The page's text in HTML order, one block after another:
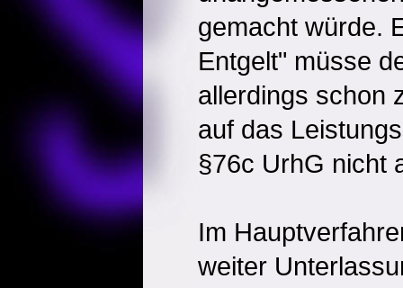
gemacht würde.
Entgelt" müsse
allerdings schon
auf das
§76c UrhG nicht
Im
weiter